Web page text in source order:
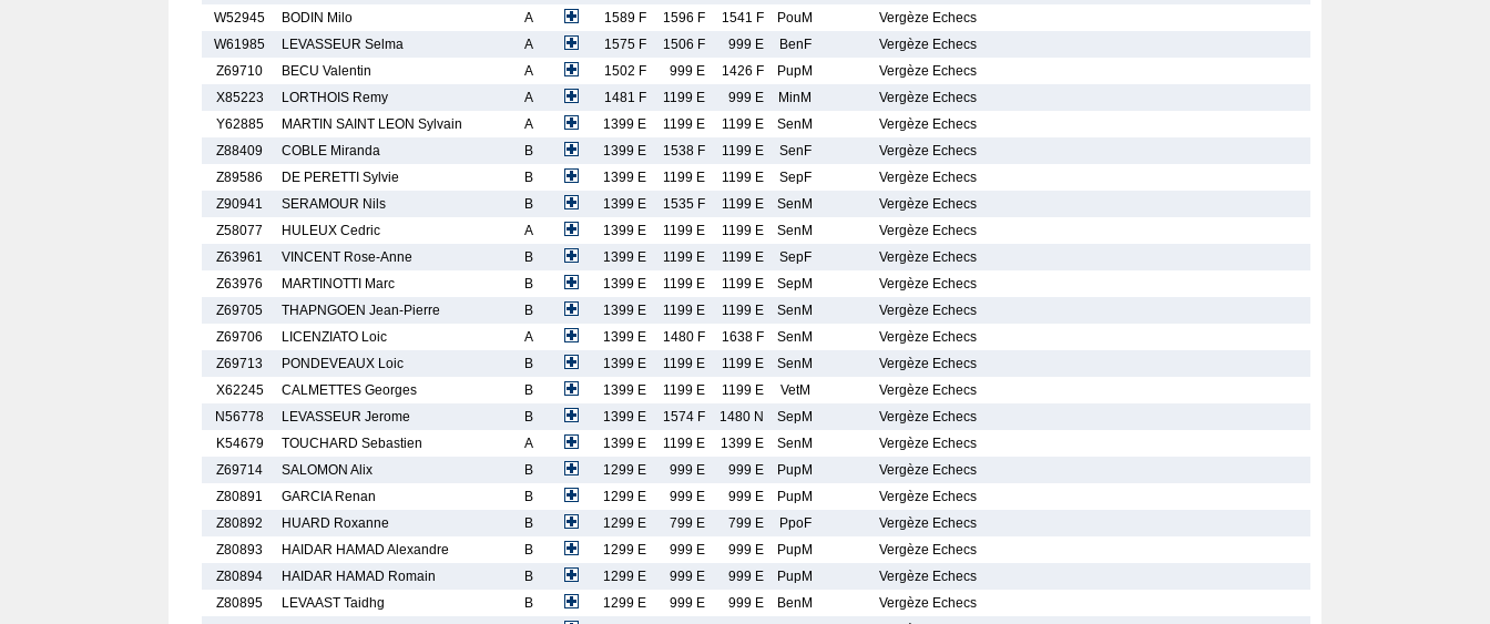
W52945
BODIN Milo A 1589 F 1596 F 1541 F PouM
Vergèze Echecs
W61985
LEVASSEUR Selma A 1575 F 1506 F 999 E BenF
Vergèze Echecs
Z69710
BECU Valentin A 1502 F 999 E 1426 F PupM
Vergèze Echecs
X85223
LORTHOIS Remy A 1481 F 1199 E 999 E MinM
Vergèze Echecs
Y62885
MARTIN SAINT LEON Sylvain A 1399 E 1199 E 1199 E SenM
Vergèze Echecs
Z88409
COBLE Miranda B 1399 E 1538 F 1199 E SenF
Vergèze Echecs
Z89586
DE PERETTI Sylvie B 1399 E 1199 E 1199 E SepF
Vergèze Echecs
Z90941
SERAMOUR Nils B 1399 E 1535 F 1199 E SenM
Vergèze Echecs
Z58077
HULEUX Cedric A 1399 E 1199 E 1199 E SenM
Vergèze Echecs
Z63961
VINCENT Rose-Anne B 1399 E 1199 E 1199 E SepF
Vergèze Echecs
Z63976
MARTINOTTI Marc B 1399 E 1199 E 1199 E SepM
Vergèze Echecs
Z69705
THAPNGOEN Jean-Pierre B 1399 E 1199 E 1199 E SenM
Vergèze Echecs
Z69706
LICENZIATO Loic A 1399 E 1480 F 1638 F SenM
Vergèze Echecs
Z69713
PONDEVEAUX Loic B 1399 E 1199 E 1199 E SenM
Vergèze Echecs
X62245
CALMETTES Georges B 1399 E 1199 E 1199 E VetM
Vergèze Echecs
N56778
LEVASSEUR Jerome B 1399 E 1574 F 1480 N SepM
Vergèze Echecs
K54679
TOUCHARD Sebastien A 1399 E 1199 E 1399 E SenM
Vergèze Echecs
Z69714
SALOMON Alix B 1299 E 999 E 999 E PupM
Vergèze Echecs
Z80891
GARCIA Renan B 1299 E 999 E 999 E PupM
Vergèze Echecs
Z80892
HUARD Roxanne B 1299 E 799 E 799 E PpoF
Vergèze Echecs
Z80893
HAIDAR HAMAD Alexandre B 1299 E 999 E 999 E PupM
Vergèze Echecs
Z80894
HAIDAR HAMAD Romain B 1299 E 999 E 999 E PupM
Vergèze Echecs
Z80895
LEVAAST Taidhg B 1299 E 999 E 999 E BenM
Vergèze Echecs